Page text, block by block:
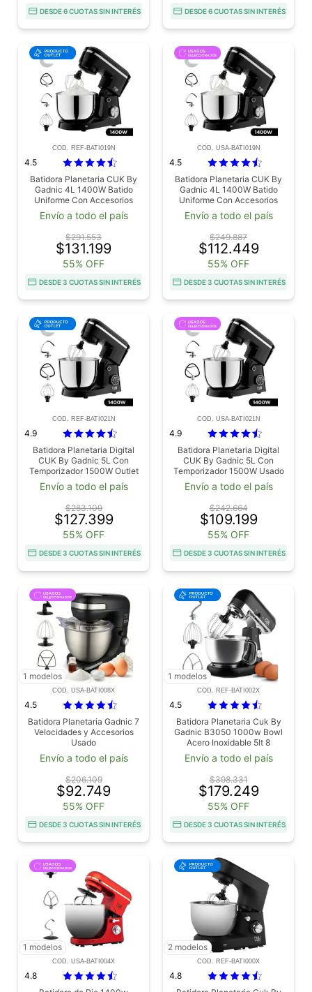
DESDE 6 CUOTAS SIN INTERÉS DESDE 6 CUOTAS SIN INTERÉS
COD. REF-BATI019N
4.5
Batidora Planetaria CUK By
Gadnic 4L 1400W Batido
Uniforme Con Accesorios
Outlet
Envío a todo el país
$291.553
$131.199
55% OFF
DESDE 3 CUOTAS SIN INTERÉS
COD. USA-BATI019N
4.5
Batidora Planetaria CUK By
Gadnic 4L 1400W Batido
Uniforme Con Accesorios
Usado
Envío a todo el país
$249.887
$112.449
55% OFF
DESDE 3 CUOTAS SIN INTERÉS
COD. REF-BATI021N
4.9
Batidora Planetaria Digital
CUK By Gadnic 5L Con
Temporizador 1500W Outlet
Envío a todo el país
$283.109
$127.399
55% OFF
DESDE 3 CUOTAS SIN INTERÉS
COD. USA-BATI021N
4.9
Batidora Planetaria Digital
CUK By Gadnic 5L Con
Temporizador 1500W Usado
Envío a todo el país
$242.664
$109.199
55% OFF
DESDE 3 CUOTAS SIN INTERÉS
1 modelos
COD. USA-BATI008X
4.5
Batidora Planetaria Gadnic 7
Velocidades y Accesorios
Usado
Envío a todo el país
$206.109
$92.749
55% OFF
DESDE 3 CUOTAS SIN INTERÉS
1 modelos
COD. REF-BATI002X
4.5
Batidora Planetaria Cuk By
Gadnic B3050 1000w Bowl
Acero Inoxidable 5lt 8
Velocidades Outlet
Envío a todo el país
$398.331
$179.249
55% OFF
DESDE 3 CUOTAS SIN INTERÉS
1 modelos
COD. USA-BATI004X
4.8
2 modelos
COD. REF-BATI000X
4.8